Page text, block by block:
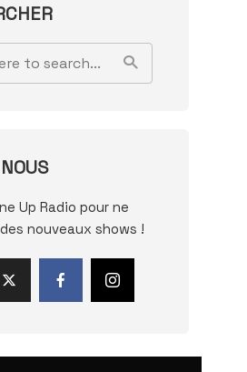
Up Radio pour ne
nouveaux shows !